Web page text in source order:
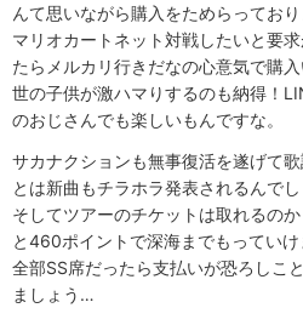
んて思いながら購入をためらってお
マリオカートネット対戦したいと要
たらメルカリ行きだなの心意気で購入
世の子供が激ハマりするのも納得！
のおじさんでも楽しいもんですな。
サカナクションも無事復活を遂げて
とは新曲もチラホラ発表されるんでし
そしてツアーのチケットは取れるの
と460ポイントで深海までもっていけ
全部SS席だったら支払いが恐ろしこ
ましょう…